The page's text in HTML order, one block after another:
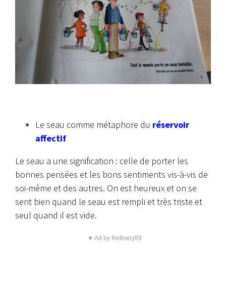
Le seau comme métaphore du réservoir
affectif
Le seau a une signification : celle de porter les
bonnes pensées et les bons sentiments vis-à-vis de
soi-même et des autres. On est heureux et on se
sent bien quand le seau est rempli et très triste et
seul quand il est vide.
▼ Ad by Refinery89